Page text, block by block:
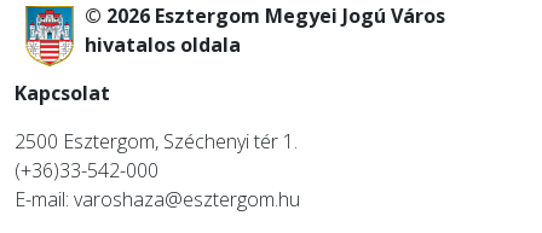
© 2026 Esztergom Megyei Jogú Város
hivatalos oldala
Kapcsolat
2500 Esztergom, Széchenyi tér 1.
(+36)33-542-000
E-mail: varoshaza@esztergom.hu